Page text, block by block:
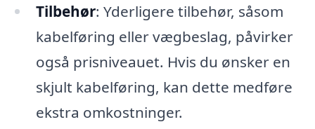
Tilbehør: Yderligere tilbehør, såsom
kabelføring eller vægbeslag, påvirker
også prisniveauet. Hvis du ønsker en
skjult kabelføring, kan dette medføre
ekstra omkostninger.